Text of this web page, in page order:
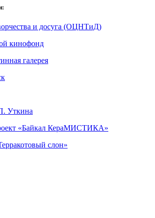
и досуга (ОЦНТиД)
кинофонд
галерея
Уткина
«Байкал КераМИСТИКА»
слон»